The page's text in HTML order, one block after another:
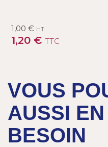
1,00 € HT
1,20 € TTC
VOUS
AUSSI
BESOIN